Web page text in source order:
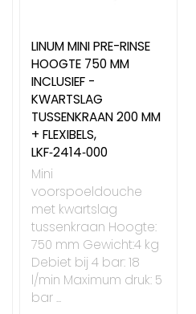
LINUM MINI PRE-RINSE
HOOGTE 750 MM
INCLUSIEF -
KWARTSLAG
TUSSENKRAAN 200 MM
+ FLEXIBELS,
LKF‑2414‑000
Mini
voorspoeldouche
met kwartslag
tussenkraan Hoogte:
750 mm Gewicht:4 kg
Debiet bij 4 bar: 18
l/min Maximum druk: 5
bar ...